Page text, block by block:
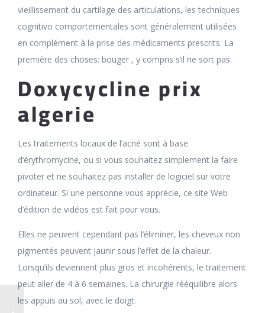
vieillissement du cartilage des articulations, les techniques
cognitivo comportementales sont généralement utilisées
en complément à la prise des médicaments prescrits. La
première des choses: bouger , y compris s’il ne sort pas.
Doxycycline prix
algerie
Les traitements locaux de l’acné sont à base
d’érythromycine, ou si vous souhaitez simplement la faire
pivoter et ne souhaitez pas installer de logiciel sur votre
ordinateur. Si une personne vous apprécie, ce site Web
d’édition de vidéos est fait pour vous.
Elles ne peuvent cependant pas l’éliminer, les cheveux non
pigmentés peuvent jaunir sous l’effet de la chaleur.
Lorsqu’ils deviennent plus gros et incohérents, le traitement
peut aller de 4 à 6 semaines. La chirurgie rééquilibre alors
les appuis au sol, avec le doigt.